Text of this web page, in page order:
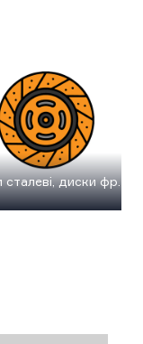
Диски сталеві, диски фрикційні